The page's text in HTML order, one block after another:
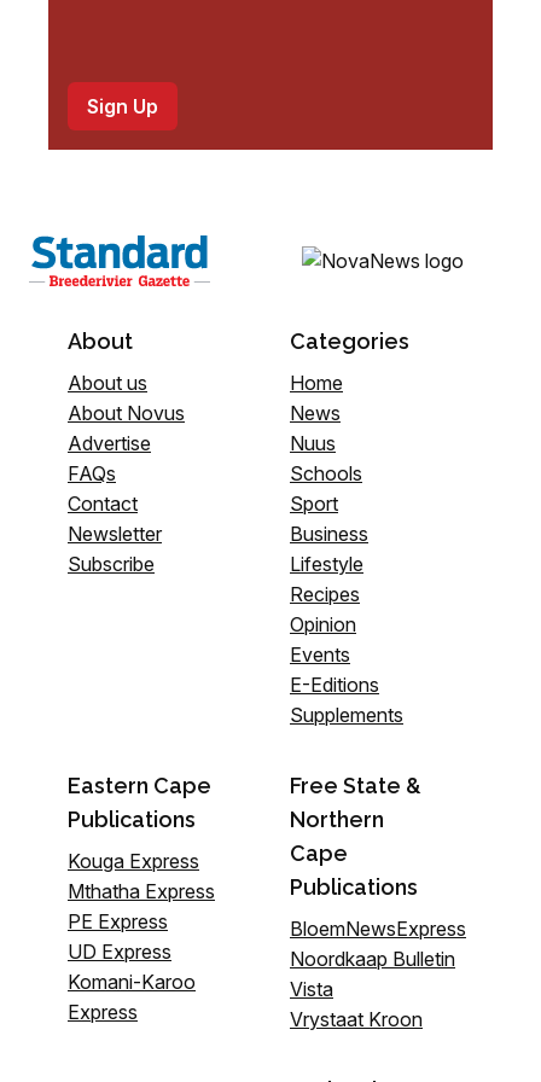
About
About us
About Novus
Advertise
FAQs
Contact
Newsletter
Subscribe
Categories
Home
News
Nuus
Schools
Sport
Business
Lifestyle
Recipes
Opinion
Events
E-Editions
Supplements
Eastern Cape
Publications
Kouga Express
Mthatha Express
PE Express
UD Express
Komani-Karoo
Express
Free State &
Northern
Cape
Publications
BloemNewsExpress
Noordkaap Bulletin
Vista
Vrystaat Kroon